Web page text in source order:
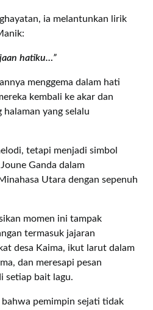
ia melantunkan lirik
hatiku…”
menggema dalam hati
kembali ke akar dan
yang selalu
tetapi menjadi simbol
Ganda dalam
Utara dengan sepenuh
momen ini tampak
termasuk jajaran
desa Kaima, ikut larut dalam
dan meresapi pesan
setiap bait lagu.
pemimpin sejati tidak